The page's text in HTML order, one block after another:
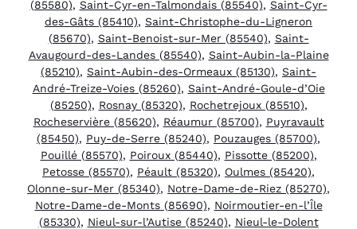
(85580), Saint-Cyr-en-Talmondais (85540), Saint-Cyr-
des-Gâts (85410), Saint-Christophe-du-Ligneron
(85670), Saint-Benoist-sur-Mer (85540), Saint-
Avaugourd-des-Landes (85540), Saint-Aubin-la-Plaine
(85210), Saint-Aubin-des-Ormeaux (85130), Saint-
André-Treize-Voies (85260), Saint-André-Goule-d’Oie
(85250), Rosnay (85320), Rochetrejoux (85510),
Rocheservière (85620), Réaumur (85700), Puyravault
(85450), Puy-de-Serre (85240), Pouzauges (85700),
Pouillé (85570), Poiroux (85440), Pissotte (85200),
Petosse (85570), Péault (85320), Oulmes (85420),
Olonne-sur-Mer (85340), Notre-Dame-de-Riez (85270),
Notre-Dame-de-Monts (85690), Noirmoutier-en-l’Île
(85330), Nieul-sur-l’Autise (85240), Nieul-le-Dolent